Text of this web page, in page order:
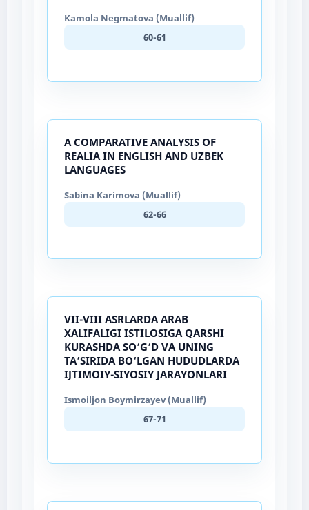
Kamola Negmatova (Muallif)
60-61
A COMPARATIVE ANALYSIS OF
REALIA IN ENGLISH AND UZBEK
LANGUAGES
Sabina Karimova (Muallif)
62-66
VII-VIII ASRLARDA ARAB
XALIFALIGI ISTILOSIGA QARSHI
KURASHDA SO‘G‘D VA UNING
TA’SIRIDA BO‘LGAN HUDUDLARDA
IJTIMOIY-SIYOSIY JARAYONLARI
Ismoiljon Boymirzayev (Muallif)
67-71